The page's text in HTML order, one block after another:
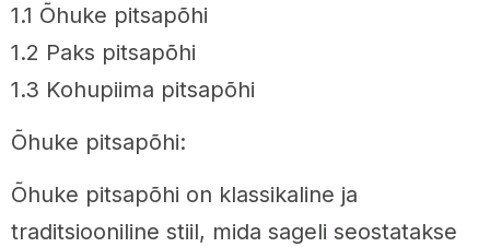
1.1 Õhuke pitsapõhi
1.2 Paks pitsapõhi
1.3 Kohupiima pitsapõhi
Õhuke pitsapõhi:
Õhuke pitsapõhi on klassikaline ja
traditsiooniline stiil, mida sageli seostatakse